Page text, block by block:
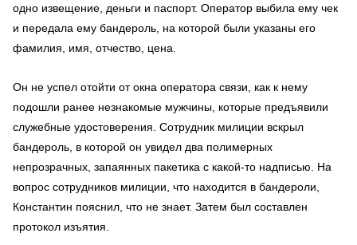
одно извещение, деньги и паспорт. Оператор выбила ему чек
и передала ему бандероль, на которой были указаны его
фамилия, имя, отчество, цена.
Он не успел отойти от окна оператора связи, как к нему
подошли ранее незнакомые мужчины, которые предъявили
служебные удостоверения. Сотрудник милиции вскрыл
бандероль, в которой он увидел два полимерных
непрозрачных, запаянных пакетика с какой-то надписью. На
вопрос сотрудников милиции, что находится в бандероли,
Константин пояснил, что не знает. Затем был составлен
протокол изъятия.